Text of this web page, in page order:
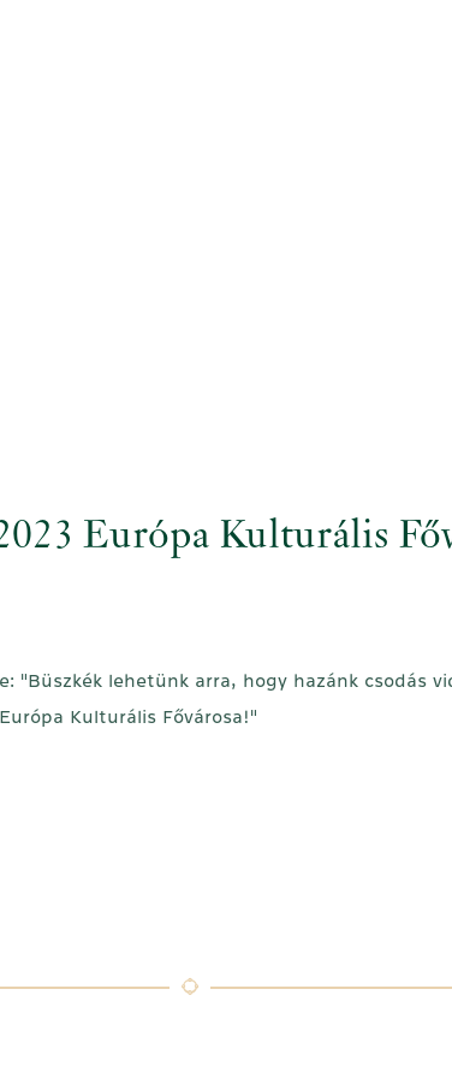
Európa Kulturális
"Büszkék lehetünk arra, hogy hazánk csodás
Kulturális Fővárosa!"